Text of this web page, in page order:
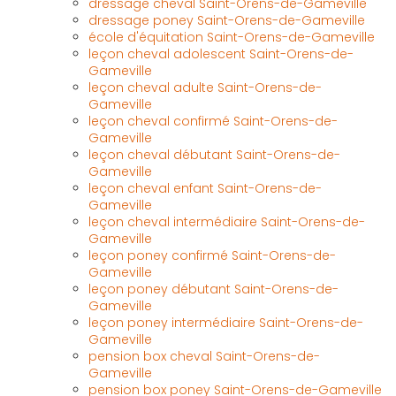
dressage poney Saint-Orens-de-Gameville
école d'équitation Saint-Orens-de-Gameville
leçon cheval adolescent Saint-Orens-de-
Gameville
leçon cheval adulte Saint-Orens-de-
Gameville
leçon cheval confirmé Saint-Orens-de-
Gameville
leçon cheval débutant Saint-Orens-de-
Gameville
leçon cheval enfant Saint-Orens-de-
Gameville
leçon cheval intermédiaire Saint-Orens-de-
Gameville
leçon poney confirmé Saint-Orens-de-
Gameville
leçon poney débutant Saint-Orens-de-
Gameville
leçon poney intermédiaire Saint-Orens-de-
Gameville
pension box cheval Saint-Orens-de-
Gameville
pension box poney Saint-Orens-de-Gameville